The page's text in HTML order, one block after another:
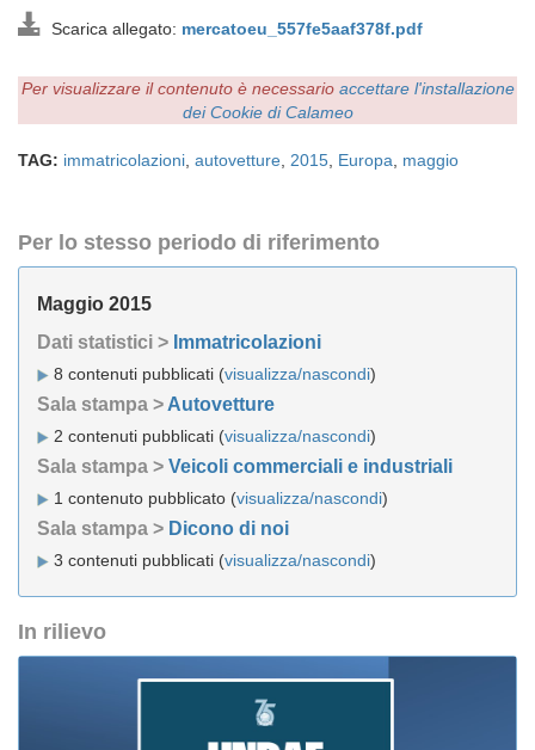
Scarica allegato: mercatoeu_557fe5aaf378f.pdf
Per visualizzare il contenuto è necessario accettare l'installazione
dei Cookie di Calameo
TAG: immatricolazioni autovetture 2015 Europa maggio
Per lo stesso periodo di riferimento
Maggio 2015
Dati statistici > Immatricolazioni
8 contenuti pubblicati (visualizza/nascondi)
Sala stampa > Autovetture
2 contenuti pubblicati (visualizza/nascondi)
Sala stampa > Veicoli commerciali e industriali
1 contenuto pubblicato (visualizza/nascondi)
Sala stampa > Dicono di noi
3 contenuti pubblicati (visualizza/nascondi)
In rilievo